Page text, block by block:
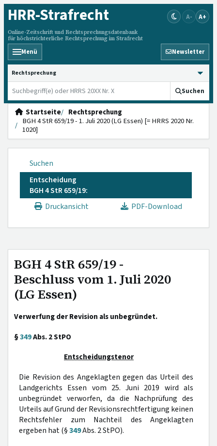
HRR-Strafrecht
Online-Zeitschrift und Rechtsprechungsdatenbank
für höchstrichterliche Rechtsprechung im Strafrecht
A- A+
Menü Newsletter
HRRS durchsuchen
Suchen
Startseite
Rechtsprechung
BGH 4 StR 659/19 - 1. Juli 2020 (LG Essen) [= HRRS 2020 Nr.
1020]
Suchen
Entscheidung
BGH 4 StR 659/19:
Druckansicht
PDF-Download
BGH 4 StR 659/19 -
Beschluss vom 1. Juli 2020
(LG Essen)
Verwerfung der Revision als unbegründet.
§349Abs. 2 StPO
Entscheidungstenor
Die Revision des Angeklagten gegen das Urteil des
Landgerichts Essen vom 25. Juni 2019 wird als
unbegründet verworfen, da die Nachprüfung des
Urteils auf Grund der Revisionsrechtfertigung keinen
Rechtsfehler zum Nachteil des Angeklagten
ergeben hat (§349Abs. 2 StPO).